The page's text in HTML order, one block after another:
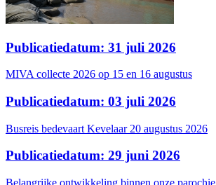
Publicatiedatum: 31 juli 2026
MIVA collecte 2026 op 15 en 16 augustus
Publicatiedatum: 03 juli 2026
Busreis bedevaart Kevelaar 20 augustus 2026
Publicatiedatum: 29 juni 2026